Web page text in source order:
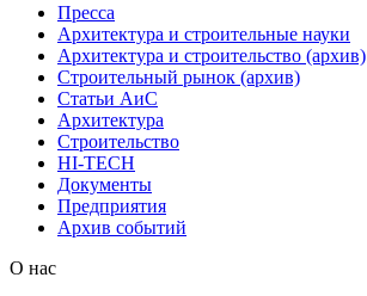
Пресса
Архитектура и строительные науки
Архитектура и строительство (архив)
Строительный рынок (архив)
Статьи АиС
Архитектура
Строительство
HI-TECH
Документы
Предприятия
Архив событий
О нас